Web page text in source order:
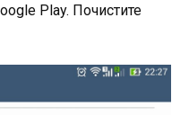
Play. Почистите